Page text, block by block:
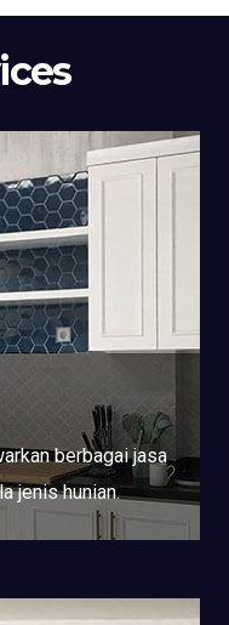
berbagai jasa
jenis hunian.